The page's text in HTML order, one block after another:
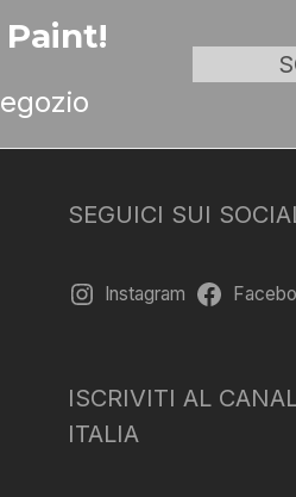
SEGUICI SUI
Instagram
ISCRIVITI AL
ITALIA